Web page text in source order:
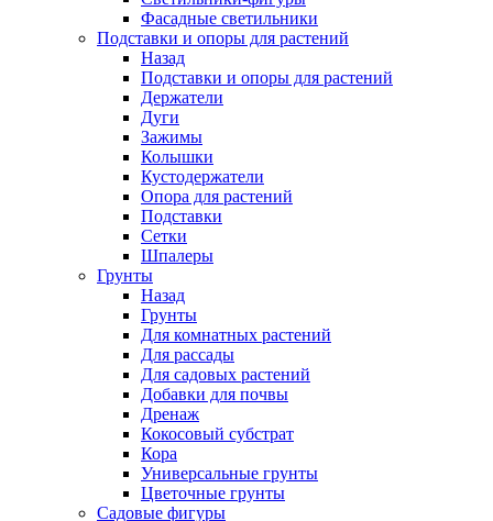
Фасадные светильники
Подставки и опоры для растений
Назад
Подставки и опоры для растений
Держатели
Дуги
Зажимы
Колышки
Кустодержатели
Опора для растений
Подставки
Сетки
Шпалеры
Грунты
Назад
Грунты
Для комнатных растений
Для рассады
Для садовых растений
Добавки для почвы
Дренаж
Кокосовый субстрат
Кора
Универсальные грунты
Цветочные грунты
Садовые фигуры